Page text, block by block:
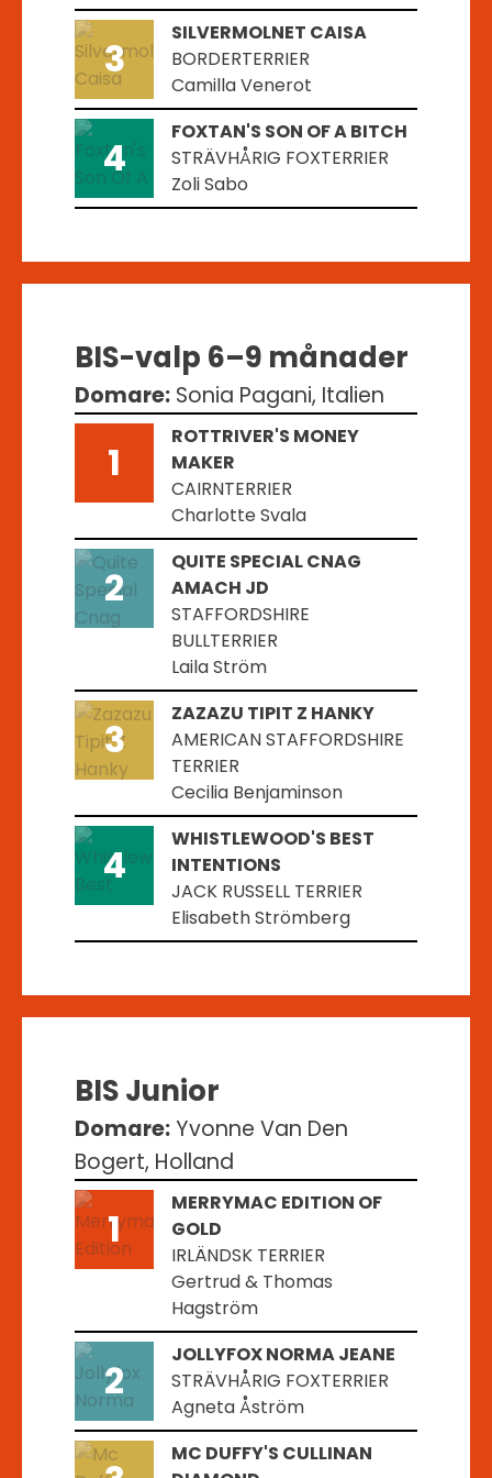
3
SILVERMOLNET CAISA
BORDERTERRIER
Camilla Venerot
4
FOXTAN'S SON OF A BITCH
STRÄVHÅRIG FOXTERRIER
Zoli Sabo
BIS-valp 6–9 månader
Domare: Sonia Pagani, Italien
1
ROTTRIVER'S MONEY
MAKER
CAIRNTERRIER
Charlotte Svala
2
QUITE SPECIAL CNAG
AMACH JD
STAFFORDSHIRE
BULLTERRIER
Laila Ström
3
ZAZAZU TIPIT Z HANKY
AMERICAN STAFFORDSHIRE
TERRIER
Cecilia Benjaminson
4
WHISTLEWOOD'S BEST
INTENTIONS
JACK RUSSELL TERRIER
Elisabeth Strömberg
BIS Junior
Domare:Yvonne Van Den
Bogert, Holland
1
MERRYMAC EDITION OF
GOLD
IRLÄNDSK TERRIER
Gertrud & Thomas
Hagström
2
JOLLYFOX NORMA JEANE
STRÄVHÅRIG FOXTERRIER
Agneta Åström
MC DUFFY'S CULLINAN